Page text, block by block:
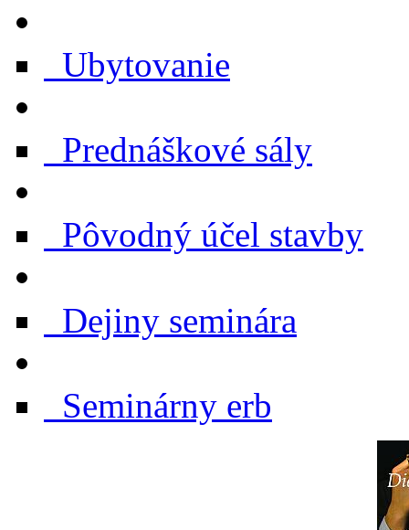
Ubytovanie
Prednáškové sály
Pôvodný účel stavby
Dejiny seminára
Seminárny erb